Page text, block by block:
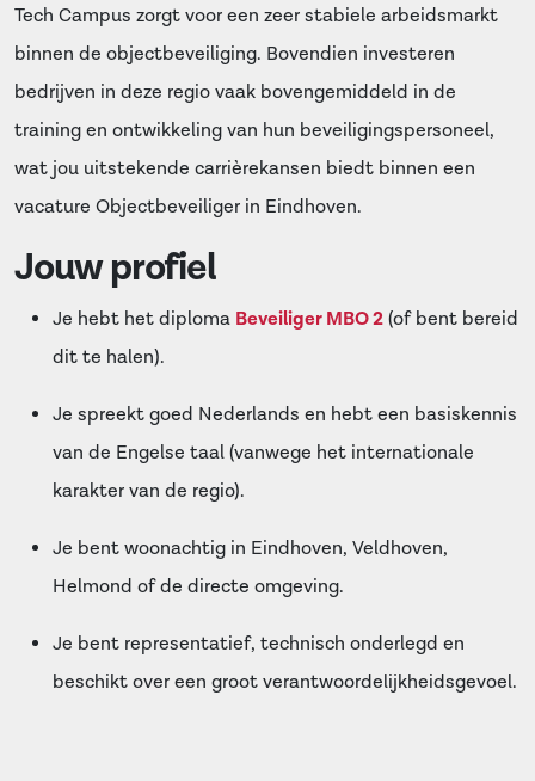
Tech Campus zorgt voor een zeer stabiele arbeidsmarkt
binnen de objectbeveiliging. Bovendien investeren
bedrijven in deze regio vaak bovengemiddeld in de
training en ontwikkeling van hun beveiligingspersoneel,
wat jou uitstekende carrièrekansen biedt binnen een
vacature Objectbeveiliger in Eindhoven.
Jouw profiel
Je hebt het diploma Beveiliger MBO 2(of bent bereid
dit te halen).
Je spreekt goed Nederlands en hebt een basiskennis
van de Engelse taal (vanwege het internationale
karakter van de regio).
Je bent woonachtig in Eindhoven, Veldhoven,
Helmond of de directe omgeving.
Je bent representatief, technisch onderlegd en
beschikt over een groot verantwoordelijkheidsgevoel.